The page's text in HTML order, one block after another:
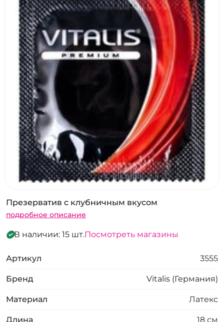
Презерватив с клубничным вкусом
подробное описание
В наличии: 15 шт.Посмотреть магазины
Артикул 3555
Бренд Vitalis (Германия)
Материал Латекс
Длина 18 см